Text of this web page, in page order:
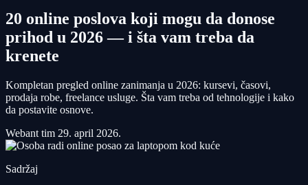
20 online poslova koji mogu da donose
prihod u 2026 — i šta vam treba da
krenete
Kompletan pregled online zanimanja u 2026: kursevi, časovi,
prodaja robe, freelance usluge. Šta vam treba od tehnologije i kako
da postavite osnove.
Webant tim 29. april 2026.
Sadržaj